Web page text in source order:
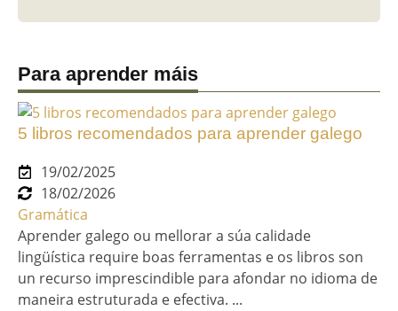
Para aprender máis
5 libros recomendados para aprender galego
19/02/2025
18/02/2026
Gramática
Aprender galego ou mellorar a súa calidade
lingüística require boas ferramentas e os libros son
un recurso imprescindible para afondar no idioma de
maneira estruturada e efectiva. ...